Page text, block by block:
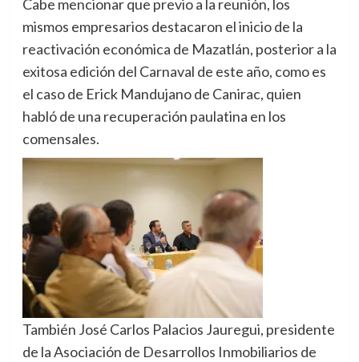
Cabe mencionar que previo a la reunión, los
mismos empresarios destacaron el inicio de la
reactivación económica de Mazatlán, posterior a la
exitosa edición del Carnaval de este año, como es
el caso de Erick Mandujano de Canirac, quien
habló de una recuperación paulatina en los
comensales.
También José Carlos Palacios Jauregui, presidente
de la Asociación de Desarrollos Inmobiliarios de